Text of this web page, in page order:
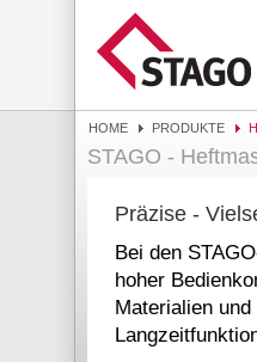
HOME PRODUKTE
STAGO -
Präzise -
Bei den
hoher
Materialien